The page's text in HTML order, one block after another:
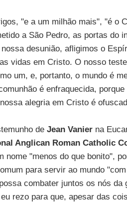
"e a um milhão mais", "é o
a São Pedro, as portas do
desunião, afligimos o
vidas em Cristo. O nosso
um, e, portanto, o mundo é
é enfraquecida, porque
alegria em Cristo é
de Jean Vanierna
Anglican Roman Catholic
nome "menos do que bonito",
para servir ao mundo
combater juntos os nós da
rezo para que, apesar das